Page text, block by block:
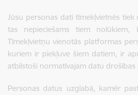
Jūsu personas dati tīmekļvietnēs tiek
tas nepieciešams tiem
Tīmekļvietņu vienotās platformas
kuriem ir piekļuve šiem datiem, ir
atbilstoši normatīvajam datu drošības
Personas datus uzglabā, kamēr